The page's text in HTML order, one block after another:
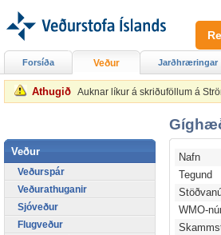
Athugið Auknar líkur á skriðuföllum á
Nafn
Tegund
WMO-
Forsíða Veður Jarðhræringar
Veður
Veðurspár
Veðurathuganir
Sjóveður
Flugveður